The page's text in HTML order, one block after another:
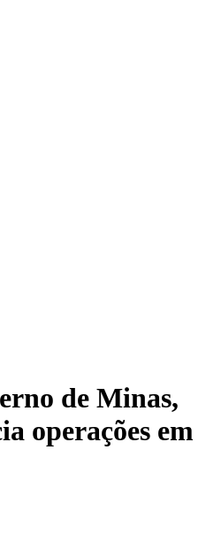
de Minas,
operações em